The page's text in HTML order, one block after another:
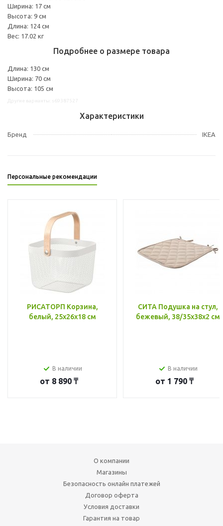
Ширина: 17 см
Высота: 9 см
Длина: 124 см
Вес: 17.02 кг
Подробнее о размере товара
Длина: 130 см
Ширина: 70 см
Высота: 105 см
Характеристики
Бренд IKEA
Персональные рекомендации
РИСАТОРП Корзина,
белый, 25x26x18 см
В наличии
от 8 890 ₸
СИТА Подушка на стул,
бежевый, 38/35x38x2 см
В наличии
от 1 790 ₸
О компании
Магазины
Безопасность онлайн платежей
Договор оферта
Условия доставки
Гарантия на товар